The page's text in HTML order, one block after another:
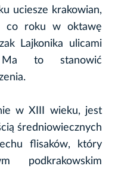
uciesze krakowian,
co roku w oktawę
Lajkonika ulicami
to stanowić
w XIII wieku, jest
średniowiecznych
flisaków, który
podkrakowskim